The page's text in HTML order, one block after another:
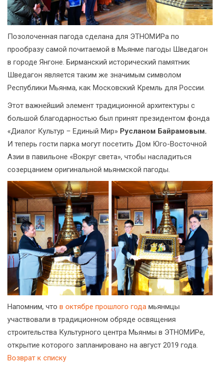
Позолоченная пагода сделана для ЭТНОМИРа по
прообразу самой почитаемой в Мьянме пагоды Шведагон
в городе Янгоне. Бирманский исторический памятник
Шведагон является таким же значимым символом
Республики Мьянма, как Московский Кремль для России.
Этот важнейший элемент традиционной архитектуры с
большой благодарностью был принят президентом фонда
«Диалог Культур – Единый Мир» Русланом Байрамовым.
И теперь гости парка могут посетить Дом Юго-Восточной
Азии в павильоне «Вокруг света», чтобы насладиться
созерцанием оригинальной мьянмской пагоды.
Напомним, что в октябре прошлого года мьянмцы
участвовали в традиционном обряде освящения
строительства Культурного центра Мьянмы в ЭТНОМИРе,
открытие которого запланировано на август 2019 года.
Возврат к списку